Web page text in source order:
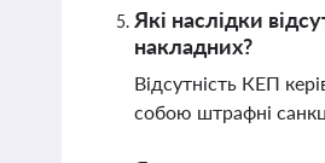
Які наслідки
накладних?
Відсутність КЕП
собою штрафні